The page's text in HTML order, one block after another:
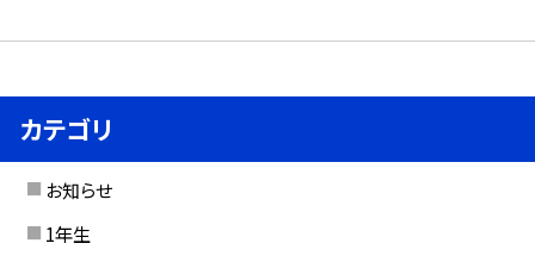
カテゴリ
お知らせ
1年生